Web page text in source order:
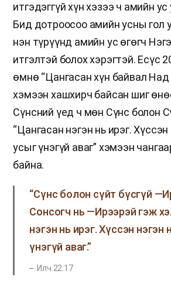
итгэдэггүй хүн хэзээ ч амийн
Бид дотроосоо амийн усны гол
нэн түрүүнд амийн ус өгөгч
итгэлтэй болох хэрэгтэй. Есүс
өмнө “Цангасан хүн байвал Над
хэмээн хашхирч байсан шиг
Сүнсний үед ч мөн Сүнс болон
“Цангасан нэгэн нь ирэг.
усыг үнэгүй аваг” хэмээн
байна.
“Сүнс болон сүйт бүсгүй
Сонсогч нь —Ирээрэй гэж
нэгэн нь ирэг. Хүссэн нэгэн
үнэгүй аваг.”
Илч 22:17